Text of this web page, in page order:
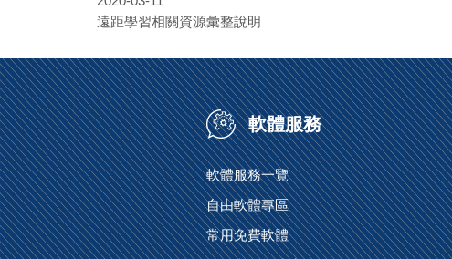
遠距學習相關資源彙整說明
軟體服務
軟體服務一覽
自由軟體專區
常用免費軟體